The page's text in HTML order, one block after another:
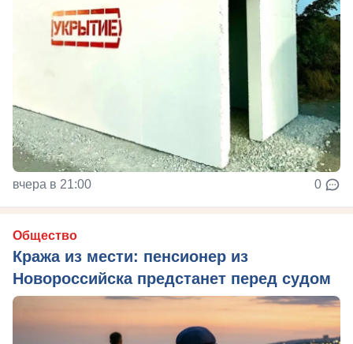
вчера в 21:00 0
Общество
Кража из мести: пенсионер из
Новороссийска предстанет перед судом